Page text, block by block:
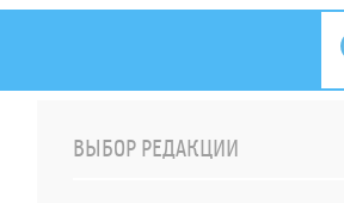
ВЫБОР РЕДАКЦИИ